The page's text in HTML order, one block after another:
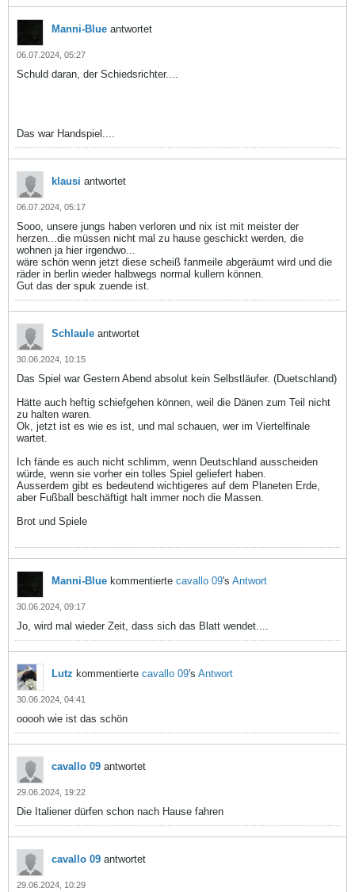
Manni-Blue antwortet
06.07.2024, 05:27
Schuld daran, der Schiedsrichter....
Das war Handspiel....
klausi antwortet
06.07.2024, 05:17
Sooo, unsere jungs haben verloren und nix ist mit meister der
herzen...die müssen nicht mal zu hause geschickt werden, die
wohnen ja hier irgendwo...
wäre schön wenn jetzt diese scheiß fanmeile abgeräumt wird und die
räder in berlin wieder halbwegs normal kullern können.
Gut das der spuk zuende ist.
Schlaule antwortet
30.06.2024, 10:15
Das Spiel war Gestern Abend absolut kein Selbstläufer. (Duetschland)
Hätte auch heftig schiefgehen können, weil die Dänen zum Teil nicht
zu halten waren.
Ok, jetzt ist es wie es ist, und mal schauen, wer im Viertelfinale
wartet.
Ich fände es auch nicht schlimm, wenn Deutschland ausscheiden
würde, wenn sie vorher ein tolles Spiel geliefert haben.
Ausserdem gibt es bedeutend wichtigeres auf dem Planeten Erde,
aber Fußball beschäftigt halt immer noch die Massen.
Brot und Spiele
Manni-Blue kommentierte cavallo 09's Antwort
30.06.2024, 09:17
Jo, wird mal wieder Zeit, dass sich das Blatt wendet....
Lutz kommentierte cavallo 09's Antwort
30.06.2024, 04:41
ooooh wie ist das schön
cavallo 09 antwortet
29.06.2024, 19:22
Die Italiener dürfen schon nach Hause fahren
cavallo 09 antwortet
29.06.2024, 10:29